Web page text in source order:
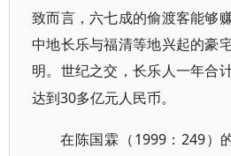
致而言，六七成的偷渡客能够
中地长乐与福清等地兴起的豪
明。世纪之交，长乐人一年合
达到 30多亿元人民币。
在陈国霖（ 1999：249）